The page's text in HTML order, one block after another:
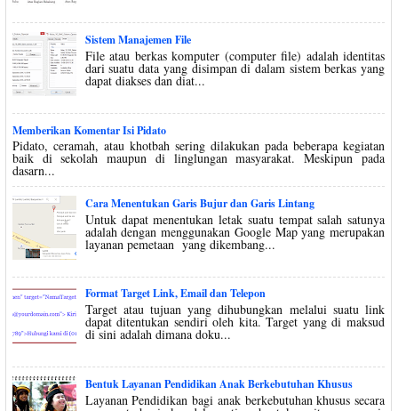
Sistem Manajemen File
File atau berkas komputer (computer file) adalah identitas
dari suatu data yang disimpan di dalam sistem berkas yang
dapat diakses dan diat...
Memberikan Komentar Isi Pidato
Pidato, ceramah, atau khotbah sering dilakukan pada beberapa kegiatan
baik di sekolah maupun di linglungan masyarakat. Meskipun pada
dasarn...
Cara Menentukan Garis Bujur dan Garis Lintang
Untuk dapat menentukan letak suatu tempat salah satunya
adalah dengan menggunakan Google Map yang merupakan
layanan pemetaan yang dikembang...
Format Target Link, Email dan Telepon
Target atau tujuan yang dihubungkan melalui suatu link
dapat ditentukan sendiri oleh kita. Target yang di maksud
di sini adalah dimana doku...
Bentuk Layanan Pendidikan Anak Berkebutuhan Khusus
Layanan Pendidikan bagi anak berkebutuhan khusus secara